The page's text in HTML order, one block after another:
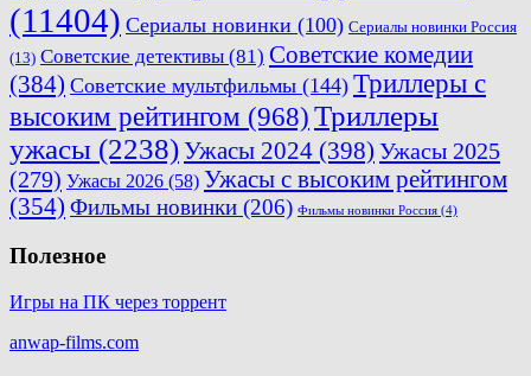
(11404) Сериалы новинки (100) Сериалы новинки Россия
(13) Советские детективы (81) Советские комедии
(384) Советские мультфильмы (144) Триллеры с
высоким рейтингом (968) Триллеры
ужасы (2238)Ужасы 2024 (398) Ужасы 2025
(279) Ужасы 2026 (58) Ужасы с высоким рейтингом
(354) Фильмы новинки (206) Фильмы новинки Россия (4)
Полезное
Игры на ПК через торрент
anwap-films.com